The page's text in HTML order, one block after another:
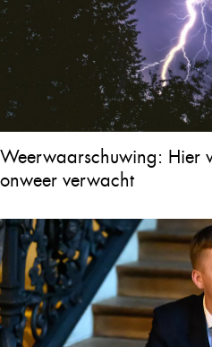
Weerwaarschuwing: Hier
onweer verwacht